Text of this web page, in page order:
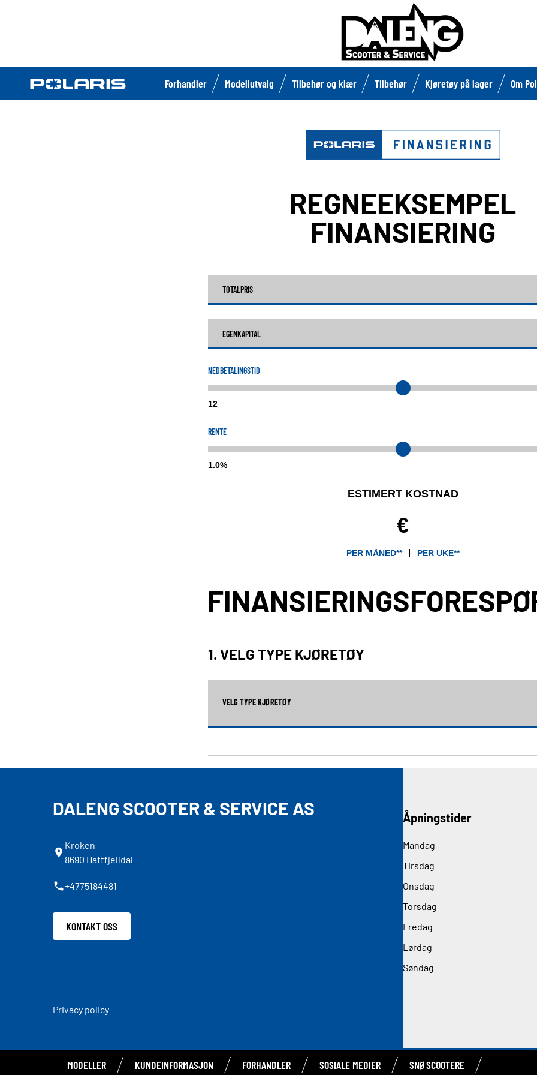
Forhandler Modellutvalg Tilbehør og klær Tilbehør Kjøretøy på lager Om
REGNEEKSEMPEL
FINANSIERING
TOTALPRIS
EGENKAPITAL
NEDBETALINGSTID
12
RENTE
1.0%
ESTIMERT KOSTNAD
€
PER MÅNED** PER UKE**
1. VELG TYPE KJØRETØY
VELG TYPE KJØRETØY
DALENG SCOOTER & SERVICE AS
Kroken
8690 Hattfjelldal
+4775184481
KONTAKT OSS
Åpningstider
Mandag
Tirsdag
Onsdag
Torsdag
Fredag
Lørdag
Søndag
Privacy policy
MODELLER KUNDEINFORMASJON FORHANDLER SOSIALE MEDIER SNØSCOOTERE